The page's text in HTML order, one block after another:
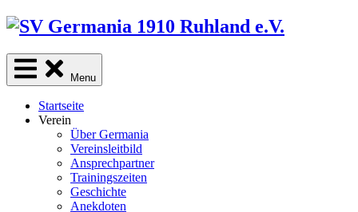
Skip
content
Menu
Startseite
Verein
Über Germania
Vereinsleitbild
Ansprechpartner
Trainingszeiten
Geschichte
Anekdoten